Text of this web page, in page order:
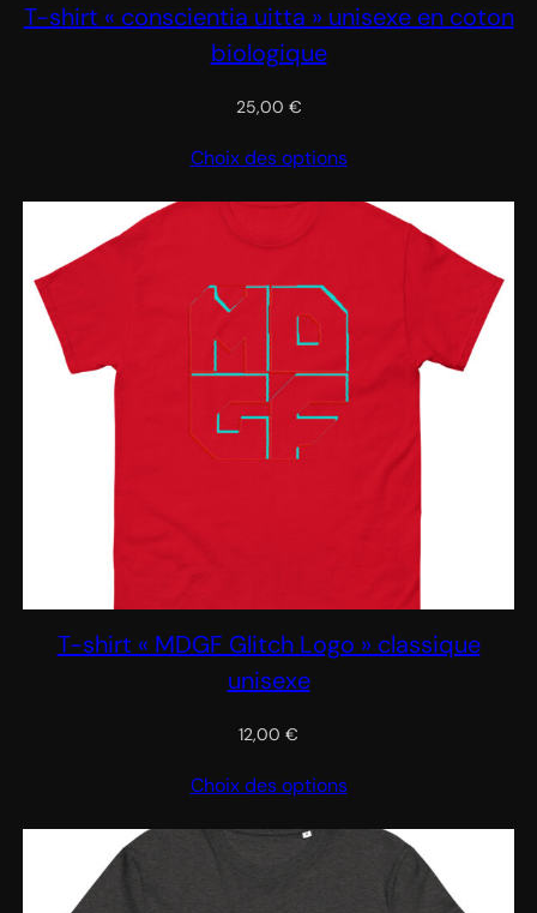
T-shirt « conscientia uitta » unisexe en coton
biologique
25,00 €
Choix des options
T-shirt « MDGF Glitch Logo » classique
unisexe
12,00 €
Choix des options